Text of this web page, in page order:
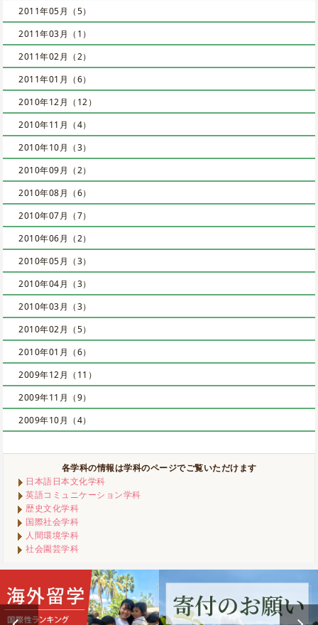
2011年05月（5）
2011年03月（1）
2011年02月（2）
2011年01月（6）
2010年12月（12）
2010年11月（4）
2010年10月（3）
2010年09月（2）
2010年08月（6）
2010年07月（7）
2010年06月（2）
2010年05月（3）
2010年04月（3）
2010年03月（3）
2010年02月（5）
2010年01月（6）
2009年12月（11）
2009年11月（9）
2009年10月（4）
各学科の情報は学科のページでご覧いただけます
日本語日本文化学科
英語コミュニケーション学科
歴史文化学科
国際社会学科
人間環境学科
社会園芸学科